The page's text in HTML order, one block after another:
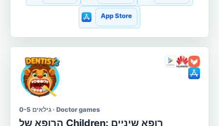
App Store
גילאים 0-5 · Doctor games
הרופא של Сhildren: רופא שיניים